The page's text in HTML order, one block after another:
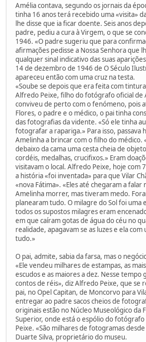
Amélia contava, segundo os jornais da
tinha 16 anos terá recebido uma «visita»
lhe disse que ia ficar doente. Seis anos
padre, pediu a cura à Virgem, o que se
1946. «O padre sugeriu que para
afirmações pedisse a Nossa Senhora que
qualquer sinal indicativo das suas
14 de dezembro de 1946 de O Século
apareceu então com uma cruz na testa.
«Soube se depois que era feita com
Alfredo Peixe, filho do fotógrafo oficial de
conviveu de perto com o fenómeno, pois
Flores, o padre e o médico, o pai tinha
das fotografias da vidente. «Só ele tinha
fotografar a rapariga.» Para isso, passava
Amelinha a brincar com o filho do médico.
debaixo da cama uma cesta cheia de
cordéis, medalhas, crucifixos.» Eram
visitavam o local. Alfredo Peixe, hoje com
a história «foi inventada» para que Vilar
«nova Fátima». «Eles até chegaram a falar
Amelinha morrer, mas tiveram medo.
planearam tudo. O milagre do Sol foi uma
todos os supostos milagres eram
em que caíram gotas de água do céu no
realidade, apagavam se as luzes e ela
tudo.»
O pai, admite, sabia da farsa, mas o
«Ele vendeu milhares de estampas, as
escudos e as maiores a dez. Nesse tempo
contos de réis», diz Alfredo Peixe, que se
pai, no Opel Capitan, de Moncorvo para
entregar ao padre sacos cheios de
originais estão no Núcleo Museológico da
Superior, onde está o espólio do fotógrafo
Peixe. «São milhares de fotogramas
Duarte Silva, proprietário do museu.